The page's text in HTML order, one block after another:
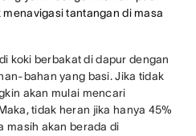
tantangan di masa
koki berbakat di dapur dengan
bahan yang basi. Jika tidak
akan mulai mencari
tidak heran jika hanya 45%
masih akan berada di